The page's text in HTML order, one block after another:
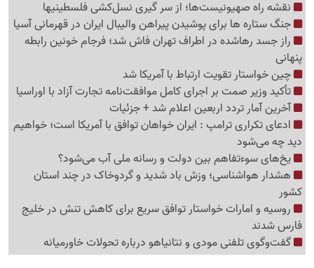
نقشه راه صهیونیست‌ها؛ از سر گیری نسل‌کشی فلسطینی‍ها
جنگ ستاره ها برای پوشیدن پیراهن والیبال ایران در قهرمانی آسیا
راز جسد رهاشده در اطراف تهران فاش شد؛ فرجام خونین رابطه
پنهانی
چین خواستار تقویت ارتباط با آمریکا شد
تأکید وزیر صمت بر اجرای کامل موافقت‌نامه تجارت آزاد با اوراسیا
آخرین آمار تردد اربعین اعلام شد + جزئیات
ادعای تکراری ترامپ : ایران خواهان توافق با آمریکا است؛ خواهیم
دید چه می‌شود
یخ‌های سوءتفاهم بین دولت و رسانه ملی آب می‌شود؟
هشدار هواشناسی؛ وزش باد شدید و گردوخاک در چند استان
کشور
روسیه و امارات خواستار توافق سریع برای کاهش تنش در خلیج
فارس شدند
گفت‌وگوی تلفنی مودی و نتانیاهو درباره تحولات خاورمیانه